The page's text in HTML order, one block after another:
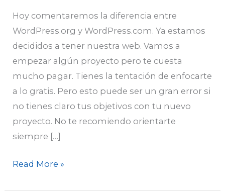
Hoy comentaremos la diferencia entre
WordPress.org y WordPress.com. Ya estamos
decididos a tener nuestra web. Vamos a
empezar algún proyecto pero te cuesta
mucho pagar. Tienes la tentación de enfocarte
a lo gratis. Pero esto puede ser un gran error si
no tienes claro tus objetivos con tu nuevo
proyecto. No te recomiendo orientarte
siempre […]
Read More »